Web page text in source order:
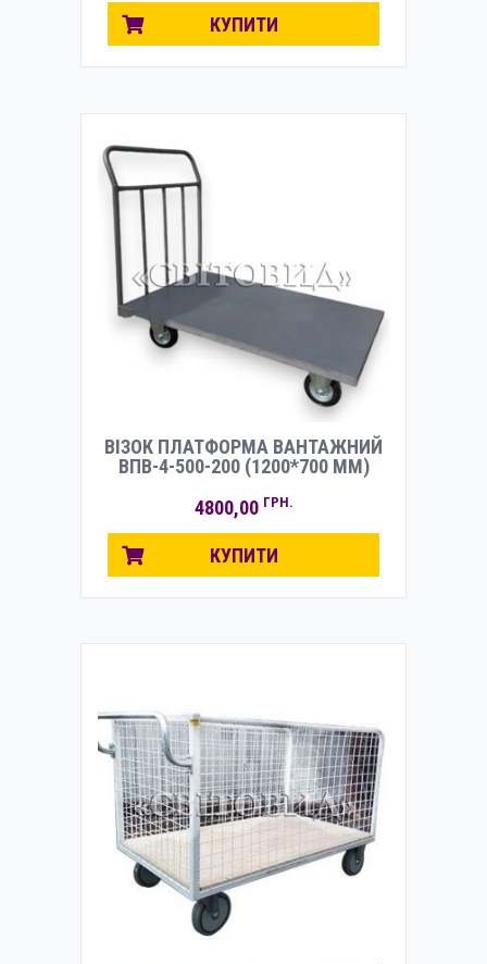
КУПИТИ
ВІЗОК ПЛАТФОРМА ВАНТАЖНИЙ
ВПВ-4-500-200 (1200*700 ММ)
4800,00 ГРН.
КУПИТИ